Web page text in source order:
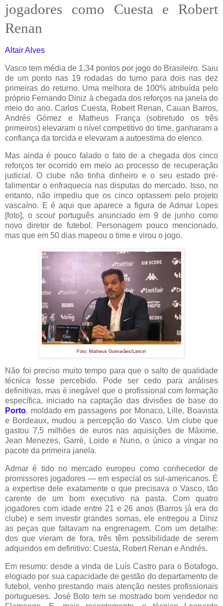
jogadores como Cuesta e Robert
Renan
Altair Alves
Vasco tem média de 1,34 pontos por jogo do Brasileiro. Saiu
de um ponto nas 19 rodadas do turno para dois nas dez
primeiras do returno. Uma melhora de 100% atribuída pelo
próprio Fernando Diniz à chegada dos reforços na janela do
meio do ano. Carlos Cuesta, Robert Renan, Cauan Barros,
Andrés Gómez e Matheus França (sobretudo os três
primeiros) elevaram o nível competitivo do time, ganharam a
confiança da torcida e elevaram a autoestima do elenco.
Mas ainda é pouco falado o fato de a chegada dos cinco
reforços ter ocorrido em meio ao processo de recuperação
judicial. O clube não tinha dinheiro e o seu estado pré-
falimentar o enfraquecia nas disputas do mercado. Isso, no
entanto, não impediu que os cinco optassem pelo projeto
vascaíno. E é aqui que aparece a figura de Admar Lopes
[foto], oscoutportuguês anunciado em 9 de junho como
novo diretor de futebol. Personagem pouco mencionado,
mas que em 50 dias mapeou o time e virou o jogo.
Foto: Matheus Guimarães/Lance!
Não foi preciso muito tempo para que o salto de qualidade
técnica fosse percebido. Pode ser cedo para análises
definitivas, mas é inegável que o profissional com formação
específica, iniciado na captação das divisões de base do
Porto, moldado em passagens por Monaco, Lille, Boavista
e Bordeaux, mudou a percepção do Vasco. Um clube que
gastou 7,5 milhões de euros nas aquisições de Máxime,
Jean Menezes, Garrè, Loide e Nuno, o único a vingar no
pacote da primeira janela.
Admar é tido no mercado europeu como conhecedor de
promissores jogadores — em especial os sul-americanos. É
a expertise dele exatamente o que precisava o Vasco, tão
carente de um bom executivo na pasta. Com quatro
jogadores com idade entre 21 e 26 anos (Barros já era do
clube) e sem investir grandes somas, ele entregou a Diniz
as peças que faltavam na engrenagem. Com um detalhe:
dos que vieram de fora, três têm possibilidade de serem
adquiridos em definitivo: Cuesta, Robert Renan e Andrés.
Em resumo: desde a vinda de Luís Castro para o Botafogo,
elogiado por sua capacidade de gestão do departamento de
futebol, venho prestando mais atenção nestes profissionais
portugueses. José Boto tem se mostrado bom vendedor no